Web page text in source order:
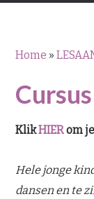
Home »
KlikHIERom
Hele jonge
dansen en te